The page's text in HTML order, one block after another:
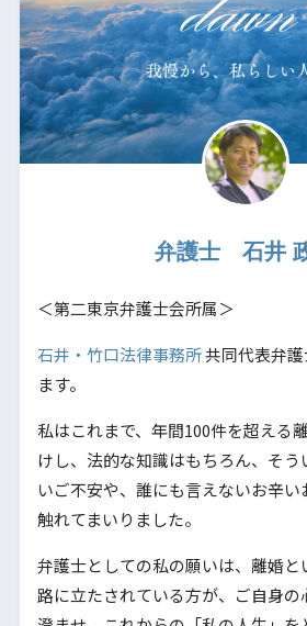
弁護士 石井
＜第二東京弁護士会所属＞
石井・竹口法律事務所共同代表弁
ます。
私はこれまで、年間100件を超える
けし、法的な知識はもちろん、そ
いご不安や、誰にも言えないお辛い
触れてまいりました。
弁護士としての私の願いは、離婚
路に立たされている方が、ご自身の